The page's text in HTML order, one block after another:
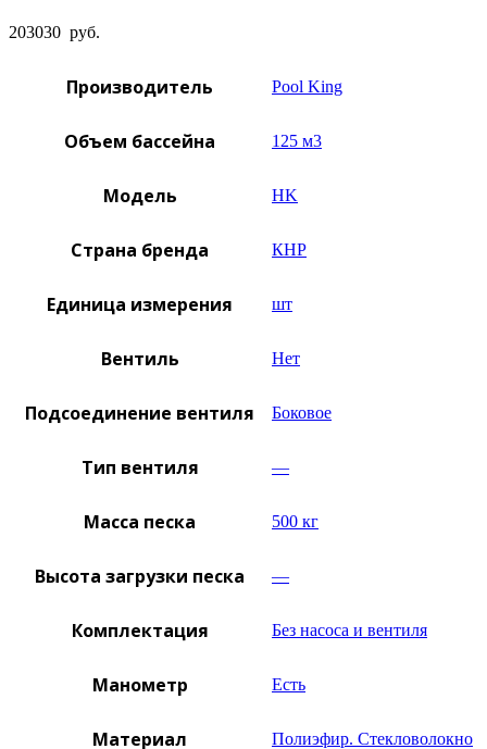
203030 руб.
Производитель Pool King
Объем бассейна 125 м3
Модель HK
Страна бренда КНР
Единица измерения шт
Вентиль Нет
Подсоединение вентиля Боковое
Тип вентиля —
Масса песка 500 кг
Высота загрузки песка —
Комплектация Без насоса и вентиля
Манометр Есть
Материал Полиэфир. Стекловолокно